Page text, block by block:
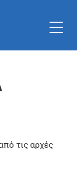
τις αρχές